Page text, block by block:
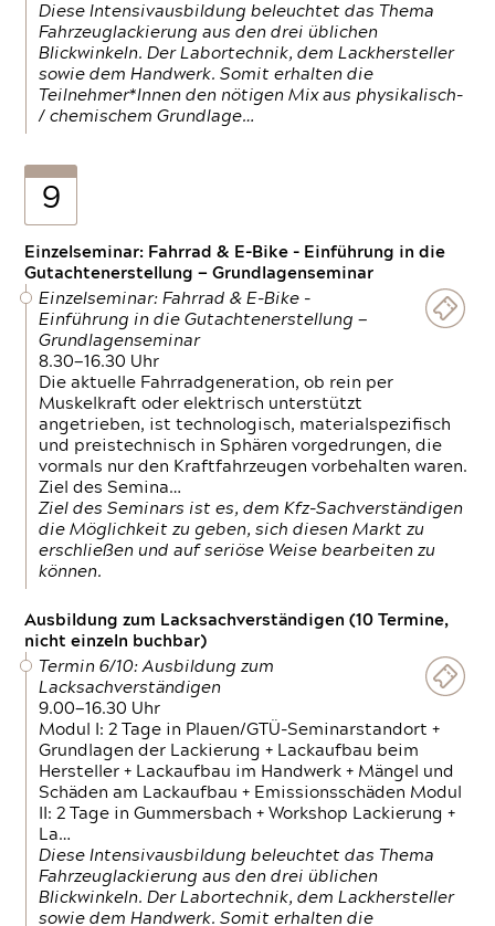
Diese Intensivausbildung beleuchtet das Thema
Fahrzeuglackierung aus den drei üblichen
Blickwinkeln. Der Labortechnik, dem Lackhersteller
sowie dem Handwerk. Somit erhalten die
Teilnehmer*Innen den nötigen Mix aus physikalisch-
/ chemischem Grundlage…
9
Einzelseminar: Fahrrad & E-Bike - Einführung in die
Gutachtenerstellung — Grundlagenseminar
Einzelseminar: Fahrrad & E-Bike -
Einführung in die Gutachtenerstellung —
Grundlagenseminar
8.30—16.30 Uhr
Die aktuelle Fahrradgeneration, ob rein per
Muskelkraft oder elektrisch unterstützt
angetrieben, ist technologisch, materialspezifisch
und preistechnisch in Sphären vorgedrungen, die
vormals nur den Kraftfahrzeugen vorbehalten waren.
Ziel des Semina…
Ziel des Seminars ist es, dem Kfz-Sachverständigen
die Möglichkeit zu geben, sich diesen Markt zu
erschließen und auf seriöse Weise bearbeiten zu
können.
Ausbildung zum Lacksachverständigen (10 Termine,
nicht einzeln buchbar)
Termin 6/10: Ausbildung zum
Lacksachverständigen
9.00—16.30 Uhr
Modul I: 2 Tage in Plauen/GTÜ-Seminarstandort +
Grundlagen der Lackierung + Lackaufbau beim
Hersteller + Lackaufbau im Handwerk + Mängel und
Schäden am Lackaufbau + Emissionsschäden Modul
II: 2 Tage in Gummersbach + Workshop Lackierung +
La…
Diese Intensivausbildung beleuchtet das Thema
Fahrzeuglackierung aus den drei üblichen
Blickwinkeln. Der Labortechnik, dem Lackhersteller
sowie dem Handwerk. Somit erhalten die